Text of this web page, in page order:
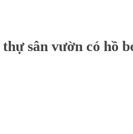
sân vườn có hồ